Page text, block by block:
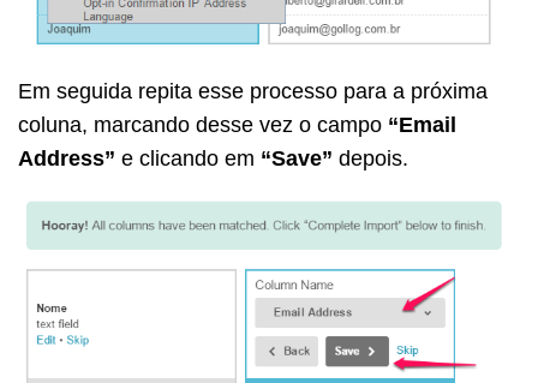
Em seguida repita esse processo para a próxima
coluna, marcando desse vez o campo “Email
Address” e clicando em “Save” depois.